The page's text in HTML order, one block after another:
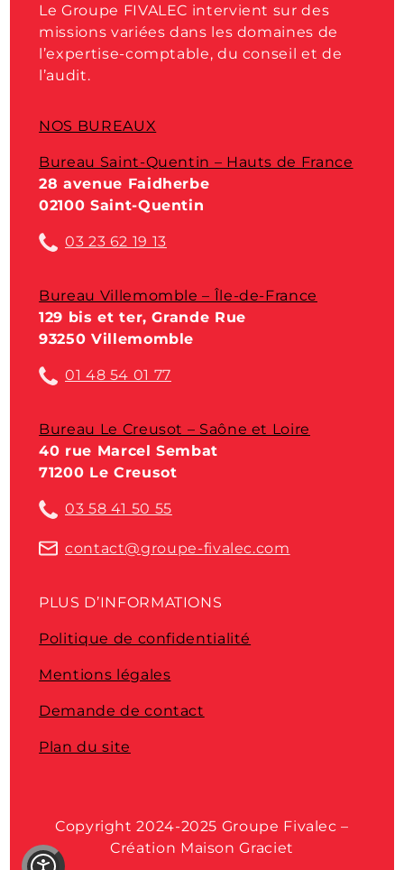
Le Groupe FIVALEC intervient sur des
missions variées dans les domaines de
l’expertise-comptable, du conseil et de
l’audit.
NOS BUREAUX
Bureau Saint-Quentin – Hauts de France
28 avenue Faidherbe
02100 Saint-Quentin
03 23 62 19 13
Bureau Villemomble – Île-de-France
129 bis et ter, Grande Rue
93250 Villemomble
01 48 54 01 77
Bureau Le Creusot – Saône et Loire
40 rue Marcel Sembat
71200 Le Creusot
03 58 41 50 55
contact@groupe-fivalec.com
PLUS D’INFORMATIONS
Politique de confidentialité
Mentions légales
Demande de contact
Plan du site
Copyright 2024-2025 Groupe Fivalec –
Création Maison Graciet